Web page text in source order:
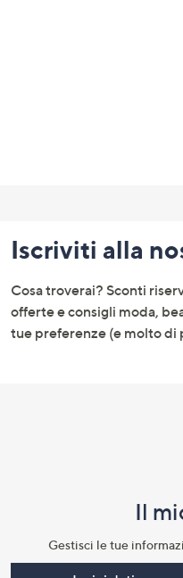
menu
e
informazioni
Iscriviti alla
Cosa troverai? Sconti
offerte e consigli moda,
tue preferenze (e molto di
Il
Gestisci le tue